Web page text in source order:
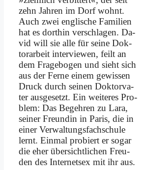
zehn Jah­ren im Dorf wohnt.
Auch zwei eng­li­sche Fa­mi­li­en
hat es dort­hin ver­schla­gen. Da­
vid will sie al­le für sei­ne Dok­
tor­ar­beit in­ter­view­en, feilt an
dem Fra­ge­bo­gen und sieht sich
aus der Fer­ne ei­nem ge­wis­sen
Druck durch sei­nen Dok­tor­va­
ter aus­ge­setzt. Ein wei­te­res Pro­
blem: Das Be­geh­ren zu La­ra,
sei­ner Freun­din in Pa­ris, die in
ei­ner Ver­wal­tungs­fach­schu­le
lernt. Ein­mal pro­biert er so­gar
die eher über­sicht­li­chen Freu­
den des In­ter­net­sex mit ihr aus.